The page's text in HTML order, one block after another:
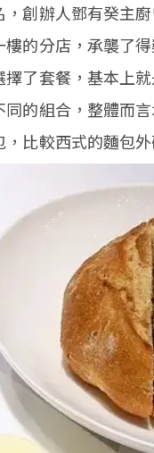
創辦人鄧有癸主
的分店，承襲了
了套餐，基本上
的組合，整體而
比較西式的麵包